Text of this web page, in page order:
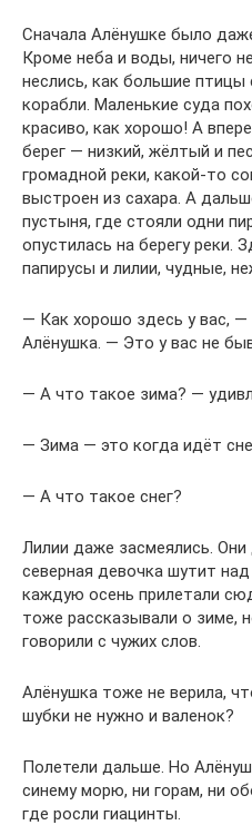
Сначала Алёнушке было
Кроме неба и воды, ничего
неслись, как большие
корабли. Маленькие суда
красиво, как хорошо! А
берег — низкий, жёлтый и
громадной реки, какой-то
выстроен из сахара. А
пустыня, где стояли одни
опустилась на берегу реки.
папирусы и лилии, чудные,
— Как хорошо здесь у вас, —
Алёнушка. — Это у вас не
— А что такое зима? —
— Зима — это когда идёт
— А что такое снег?
Лилии даже засмеялись. Они
северная девочка шутит
каждую осень прилетали
тоже рассказывали о зиме,
говорили с чужих слов.
Алёнушка тоже не верила,
шубки не нужно и валенок?
Полетели дальше. Но
синему морю, ни горам, ни
где росли гиацинты.